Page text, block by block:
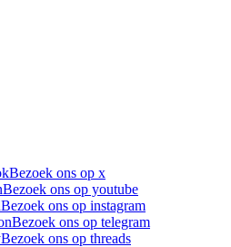
Bezoek ons op x
Bezoek ons op youtube
Bezoek ons op instagram
Bezoek ons op telegram
Bezoek ons op threads